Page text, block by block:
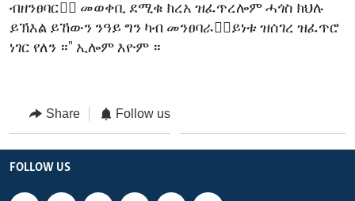
ብዘንፀባርቅ፟ መወቀቢ ደሚቁ ክረአ ዝፈጥረሎም ሓጎስ ክህሉ
ይኽእል ይኸውን ንዓይ ግን ካብ መንፀባራቃ፟ይነቱ ዝሰገረ ዝፈጥሮ
ነገር የለን ።" ኢሎም እዮም ።
Share Follow us
FOLLOW US